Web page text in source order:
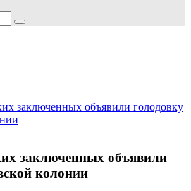
заключенных объявили голодовку
заключенных объявили
колонии